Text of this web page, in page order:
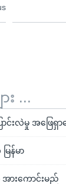
...
လဲမှု အဖြေရှာရ
ြန်မာ
အားကောင်းမည်